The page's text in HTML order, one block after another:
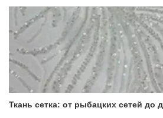
Ткань сетка: от рыбацких сетей до